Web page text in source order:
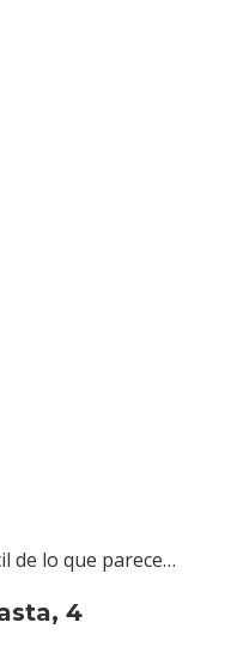
de lo que parece…
4